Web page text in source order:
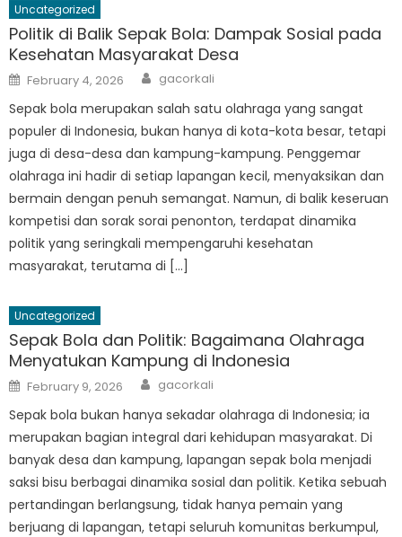
Uncategorized
Politik di Balik Sepak Bola: Dampak Sosial pada
Kesehatan Masyarakat Desa
Posted
on
February 4, 2026 Author
gacorkali
Sepak bola merupakan salah satu olahraga yang sangat
populer di Indonesia, bukan hanya di kota-kota besar, tetapi
juga di desa-desa dan kampung-kampung. Penggemar
olahraga ini hadir di setiap lapangan kecil, menyaksikan dan
bermain dengan penuh semangat. Namun, di balik keseruan
kompetisi dan sorak sorai penonton, terdapat dinamika
politik yang seringkali mempengaruhi kesehatan
masyarakat, terutama di […]
Uncategorized
Sepak Bola dan Politik: Bagaimana Olahraga
Menyatukan Kampung di Indonesia
Posted
on
February 9, 2026 Author
gacorkali
Sepak bola bukan hanya sekadar olahraga di Indonesia; ia
merupakan bagian integral dari kehidupan masyarakat. Di
banyak desa dan kampung, lapangan sepak bola menjadi
saksi bisu berbagai dinamika sosial dan politik. Ketika sebuah
pertandingan berlangsung, tidak hanya pemain yang
berjuang di lapangan, tetapi seluruh komunitas berkumpul,